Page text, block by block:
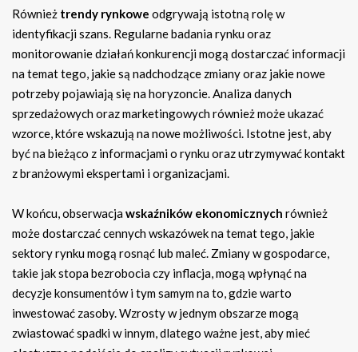
Również trendy rynkowe odgrywają istotną rolę w
identyfikacji szans. Regularne badania rynku oraz
monitorowanie działań konkurencji mogą dostarczać informacji
na temat tego, jakie są nadchodzące zmiany oraz jakie nowe
potrzeby pojawiają się na horyzoncie. Analiza danych
sprzedażowych oraz marketingowych również może ukazać
wzorce, które wskazują na nowe możliwości. Istotne jest, aby
być na bieżąco z informacjami o rynku oraz utrzymywać kontakt
z branżowymi ekspertami i organizacjami.
W końcu, obserwacjawskaźników ekonomicznych również
może dostarczać cennych wskazówek na temat tego, jakie
sektory rynku mogą rosnąć lub maleć. Zmiany w gospodarce,
takie jak stopa bezrobocia czy inflacja, mogą wpłynąć na
decyzje konsumentów i tym samym na to, gdzie warto
inwestować zasoby. Wzrosty w jednym obszarze mogą
zwiastować spadki w innym, dlatego ważne jest, aby mieć